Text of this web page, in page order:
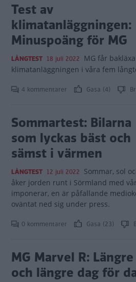
Test av
klimatanläggningen:
Minuspoäng för MG
LÅNGTEST 18 juli 2022 MG får
klimatanläggningen i våra fem
4 kommentarer Gasa (4)
Sommartest: Bilarna
som lyckas bäst och
sämst i värmen
LÅNGTEST 12 juli 2022 Sommar, sol
åker jorden runt i Sörmland med
imponerar, en är påfallande
oväntat ned sig under press.
0 kommentarer Gasa (23)
MG Marvel R: Längre
och längre dag för